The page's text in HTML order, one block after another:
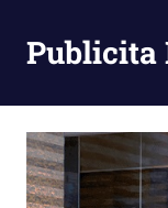
contenido
Publicita